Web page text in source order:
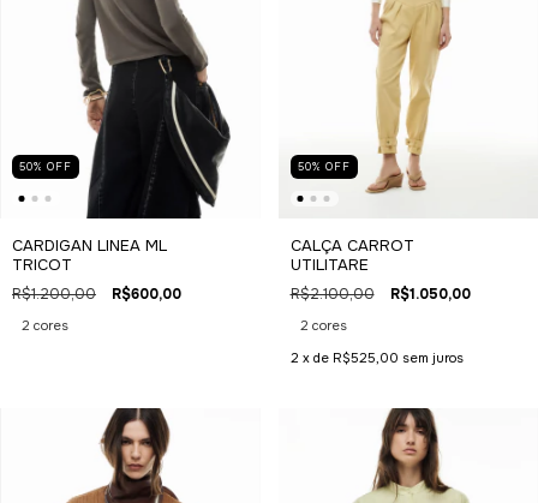
50% OFF
CARDIGAN LINEA ML
TRICOT
R$1.200,00 R$600,00
2 cores
50% OFF
CALÇA CARROT
UTILITARE
R$2.100,00 R$1.050,00
2 cores
2 x de R$525,00 sem juros